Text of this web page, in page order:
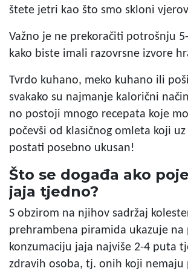
štete jetri kao što smo skloni
Važno je ne prekoračiti potrošnju
kako biste imali razovrsne izvore
Tvrdo kuhano, meko kuhano ili
svakako su najmanje kalorični
no postoji mnogo recepata koje
počevši od klasičnog omleta koji
postati posebno ukusan!
Što se događa ako
jaja tjedno?
S obzirom na njihov sadržaj
prehrambena piramida ukazuje na
konzumaciju jaja najviše 2-4 puta
zdravih osoba, tj. onih koji nemaju